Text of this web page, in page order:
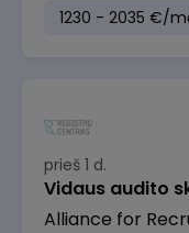
1230 - 2035 €/
prieš 1 d.
Vidaus audito
Alliance for